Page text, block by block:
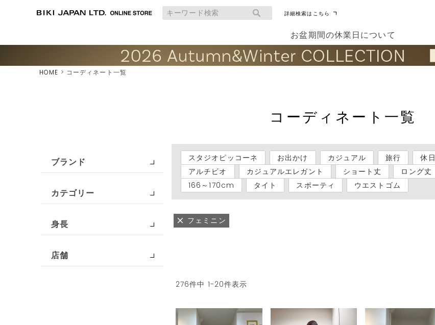
詳細検索はこちら
お盆期間の休業日について
HOME コーディネート一覧
コーディネート一覧
ブランド
カテゴリー
身長
店舗
スタジオピッコーネ お出かけ カジュアル 旅行 休日
アルチビオ
カジュアルエレガント ショート丈 ロング丈
166～170cm
タイト スポーティ ウエストゴム
フェミニン
276件中 1-20件表示